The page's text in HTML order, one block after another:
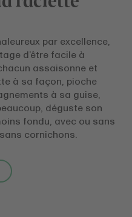
par excellence,
d’être facile à
assaisonne et
à sa façon, pioche
à sa guise,
déguste son
fondu, avec ou sans
cornichons.